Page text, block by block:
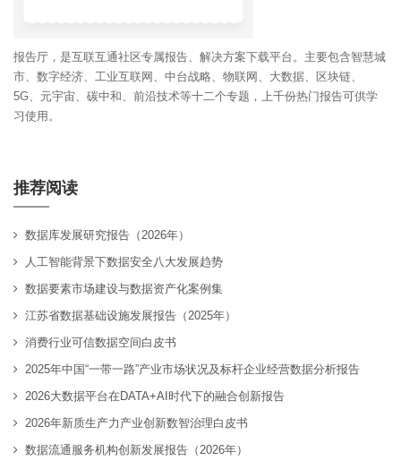
报告厅，是互联互通社区专属报告、解决方案下载平台。主要包含智慧城
市、数字经济、工业互联网、中台战略、物联网、大数据、区块链、
5G、元宇宙、碳中和、前沿技术等十二个专题，上千份热门报告可供学
习使用。
推荐阅读
数据库发展研究报告（2026年）
人工智能背景下数据安全八大发展趋势
数据要素市场建设与数据资产化案例集
江苏省数据基础设施发展报告（2025年）
消费行业可信数据空间白皮书
2025年中国“一带一路”产业市场状况及标杆企业经营数据分析报告
2026大数据平台在DATA+AI时代下的融合创新报告
2026年新质生产力产业创新数智治理白皮书
数据流通服务机构创新发展报告（2026年）